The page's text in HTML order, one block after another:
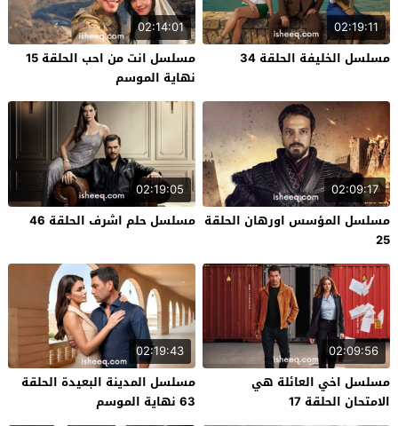
02:19:11
مسلسل الخليفة الحلقة 34
02:14:01
مسلسل انت من احب الحلقة 15
نهاية الموسم
02:09:17
مسلسل المؤسس اورهان الحلقة
25
02:19:05
مسلسل حلم اشرف الحلقة 46
02:09:56
مسلسل اخي العائلة هي
الامتحان الحلقة 17
02:19:43
مسلسل المدينة البعيدة الحلقة
63 نهاية الموسم